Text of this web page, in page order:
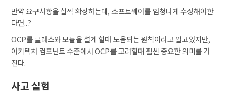
만약 요구사항을 살짝 확장하는데, 소프트웨어를 엄청나게 수정해야한
다면..?
OCP를 클래스와 모듈을 설계 할때 도움되는 원칙이라고 알고있지만,
아키텍처 컴포넌트 수준에서 OCP를 고려할떄 훨씬 중요한 의미를 가
진다.
사고 실험